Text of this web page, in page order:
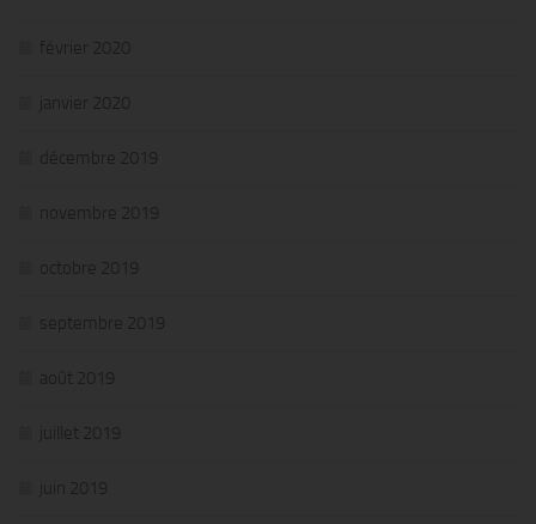
février 2020
janvier 2020
décembre 2019
novembre 2019
octobre 2019
septembre 2019
août 2019
juillet 2019
juin 2019